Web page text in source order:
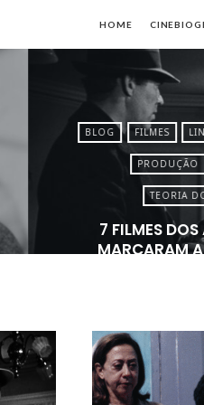
HOME
BLOG FILMES
PRODUÇÃO
TEORIA
7 FILMES
MARCARAM